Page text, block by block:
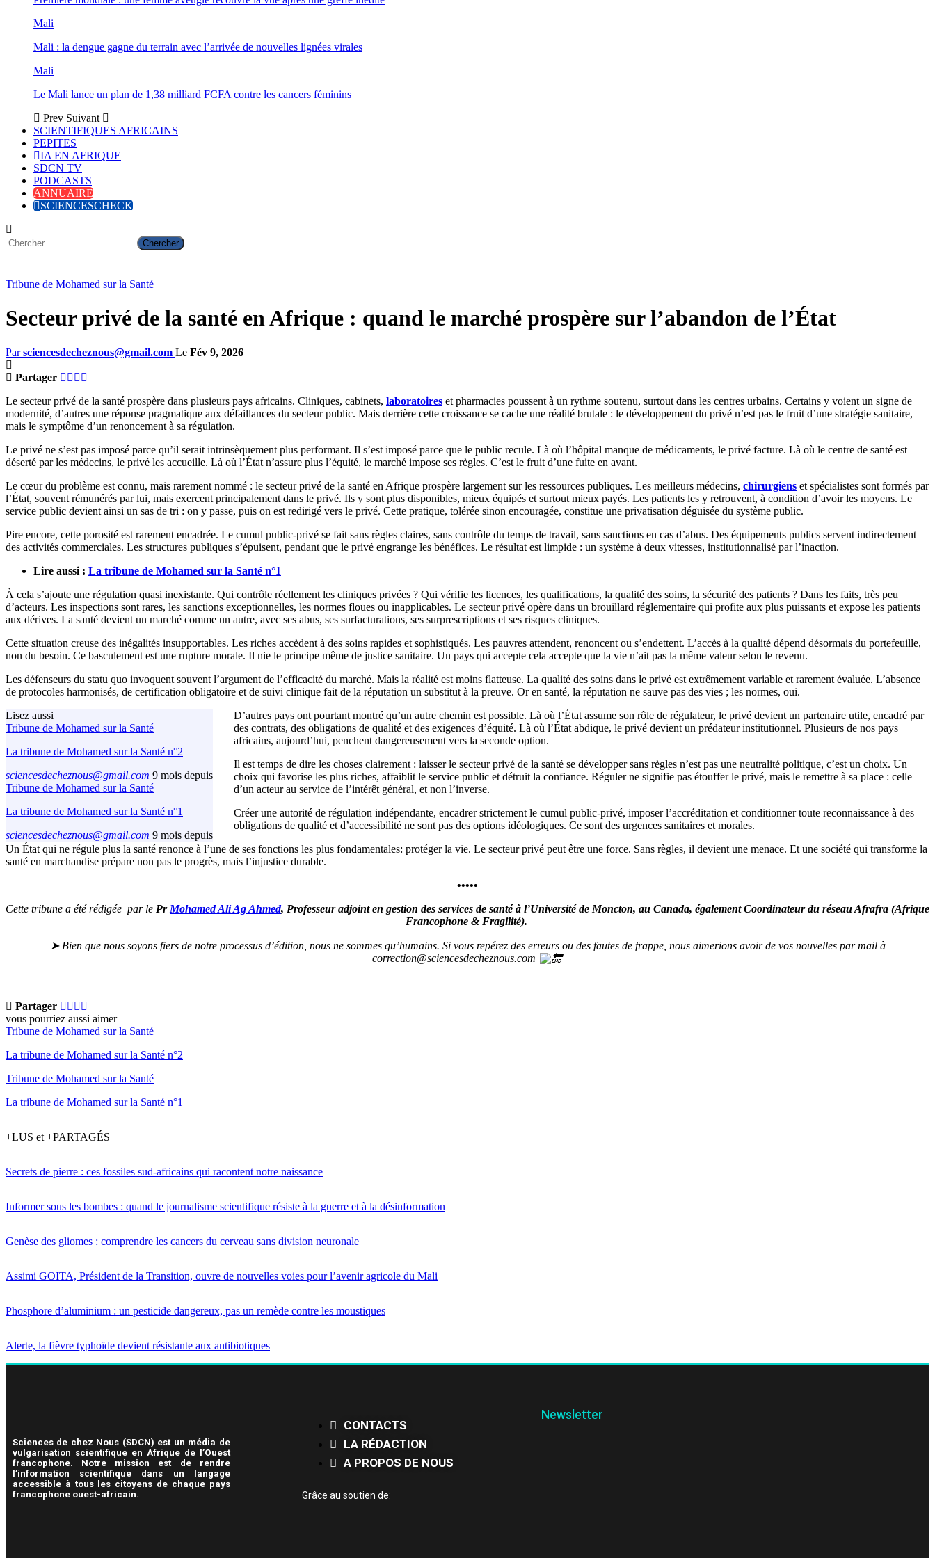
Mali
Mali : la dengue gagne du terrain avec l’arrivée de nouvelles lignées virales
Mali
Le Mali lance un plan de 1,38 milliard FCFA contre les cancers féminins
Prev Suivant
SCIENTIFIQUES AFRICAINS
PEPITES
IA EN AFRIQUE
SDCN TV
PODCASTS
ANNUAIRE
SCIENCESCHECK
Tribune de Mohamed sur la Santé
Secteur privé de la santé en Afrique : quand le marché prospère sur l’abandon de l’État
Parsciencesdecheznous@gmail.com Le Fév 9, 2026
Partager
Le secteur privé de la santé prospère dans plusieurs pays africains. Cliniques, cabinets, laboratoires et pharmacies poussent à un rythme soutenu, surtout dans les centres urbains. Certains y voient un signe de
modernité, d’autres une réponse pragmatique aux défaillances du secteur public. Mais derrière cette croissance se cache une réalité brutale : le développement du privé n’est pas le fruit d’une stratégie sanitaire,
mais le symptôme d’un renoncement à sa régulation.
Le privé ne s’est pas imposé parce qu’il serait intrinsèquement plus performant. Il s’est imposé parce que le public recule. Là où l’hôpital manque de médicaments, le privé facture. Là où le centre de santé est
déserté par les médecins, le privé les accueille. Là où l’État n’assure plus l’équité, le marché impose ses règles. C’est le fruit d’une fuite en avant.
Le cœur du problème est connu, mais rarement nommé : le secteur privé de la santé en Afrique prospère largement sur les ressources publiques. Les meilleurs médecins, chirurgiens et spécialistes sont formés par
l’État, souvent rémunérés par lui, mais exercent principalement dans le privé. Ils y sont plus disponibles, mieux équipés et surtout mieux payés. Les patients les y retrouvent, à condition d’avoir les moyens. Le
service public devient ainsi un sas de tri : on y passe, puis on est redirigé vers le privé. Cette pratique, tolérée sinon encouragée, constitue une privatisation déguisée du système public.
Pire encore, cette porosité est rarement encadrée. Le cumul public-privé se fait sans règles claires, sans contrôle du temps de travail, sans sanctions en cas d’abus. Des équipements publics servent indirectement
des activités commerciales. Les structures publiques s’épuisent, pendant que le privé engrange les bénéfices. Le résultat est limpide : un système à deux vitesses, institutionnalisé par l’inaction.
Lire aussi : La tribune de Mohamed sur la Santé n°1
À cela s’ajoute une régulation quasi inexistante. Qui contrôle réellement les cliniques privées ? Qui vérifie les licences, les qualifications, la qualité des soins, la sécurité des patients ? Dans les faits, très peu
d’acteurs. Les inspections sont rares, les sanctions exceptionnelles, les normes floues ou inapplicables. Le secteur privé opère dans un brouillard réglementaire qui profite aux plus puissants et expose les patients
aux dérives. La santé devient un marché comme un autre, avec ses abus, ses surfacturations, ses surprescriptions et ses risques cliniques.
Cette situation creuse des inégalités insupportables. Les riches accèdent à des soins rapides et sophistiqués. Les pauvres attendent, renoncent ou s’endettent. L’accès à la qualité dépend désormais du portefeuille,
non du besoin. Ce basculement est une rupture morale. Il nie le principe même de justice sanitaire. Un pays qui accepte cela accepte que la vie n’ait pas la même valeur selon le revenu.
Les défenseurs du statu quo invoquent souvent l’argument de l’efficacité du marché. Mais la réalité est moins flatteuse. La qualité des soins dans le privé est extrêmement variable et rarement évaluée. L’absence
de protocoles harmonisés, de certification obligatoire et de suivi clinique fait de la réputation un substitut à la preuve. Or en santé, la réputation ne sauve pas des vies ; les normes, oui.
Lisez aussi
Tribune de Mohamed sur la Santé
La tribune de Mohamed sur la Santé n°2
sciencesdecheznous@gmail.com 9 mois depuis
Tribune de Mohamed sur la Santé
La tribune de Mohamed sur la Santé n°1
sciencesdecheznous@gmail.com 9 mois depuis
D’autres pays ont pourtant montré qu’un autre chemin est possible. Là où l’État assume son rôle de régulateur, le privé devient un partenaire utile, encadré par
des contrats, des obligations de qualité et des exigences d’équité. Là où l’État abdique, le privé devient un prédateur institutionnel. Plusieurs de nos pays
africains, aujourd’hui, penchent dangereusement vers la seconde option.
Il est temps de dire les choses clairement : laisser le secteur privé de la santé se développer sans règles n’est pas une neutralité politique, c’est un choix. Un
choix qui favorise les plus riches, affaiblit le service public et détruit la confiance. Réguler ne signifie pas étouffer le privé, mais le remettre à sa place : celle
d’un acteur au service de l’intérêt général, et non l’inverse.
Créer une autorité de régulation indépendante, encadrer strictement le cumul public-privé, imposer l’accréditation et conditionner toute reconnaissance à des
obligations de qualité et d’accessibilité ne sont pas des options idéologiques. Ce sont des urgences sanitaires et morales.
Un État qui ne régule plus la santé renonce à l’une de ses fonctions les plus fondamentales: protéger la vie. Le secteur privé peut être une force. Sans règles, il devient une menace. Et une société qui transforme la
santé en marchandise prépare non pas le progrès, mais l’injustice durable.
•••••
Cette tribune a été rédigée par le Pr Mohamed Ali Ag Ahmed, Professeur adjoint en gestion des services de santé à l’Université de Moncton, au Canada, également Coordinateur du réseau Afrafra (Afrique
Francophone & Fragilité).
➤ Bien que nous soyons fiers de notre processus d’édition, nous ne sommes qu’humains. Si vous repérez des erreurs ou des fautes de frappe, nous aimerions avoir de vos nouvelles par mail à
correction@sciencesdecheznous.com
Partager
vous pourriez aussi aimer
Tribune de Mohamed sur la Santé
La tribune de Mohamed sur la Santé n°2
Tribune de Mohamed sur la Santé
La tribune de Mohamed sur la Santé n°1
+LUS et +PARTAGÉS
Secrets de pierre : ces fossiles sud-africains qui racontent notre naissance
Informer sous les bombes : quand le journalisme scientifique résiste à la guerre et à la désinformation
Genèse des gliomes : comprendre les cancers du cerveau sans division neuronale
Assimi GOITA, Président de la Transition, ouvre de nouvelles voies pour l’avenir agricole du Mali
Phosphore d’aluminium : un pesticide dangereux, pas un remède contre les moustiques
Alerte, la fièvre typhoïde devient résistante aux antibiotiques
Sciences de chez Nous (SDCN) est un média de
vulgarisation scientifique en Afrique de l’Ouest
francophone. Notre mission est de rendre
l’information scientifique dans un langage
accessible à tous les citoyens de chaque pays
francophone ouest-africain.
CONTACTS
LA RÉDACTION
A PROPOS DE NOUS
Grâce au soutien de:
Newsletter